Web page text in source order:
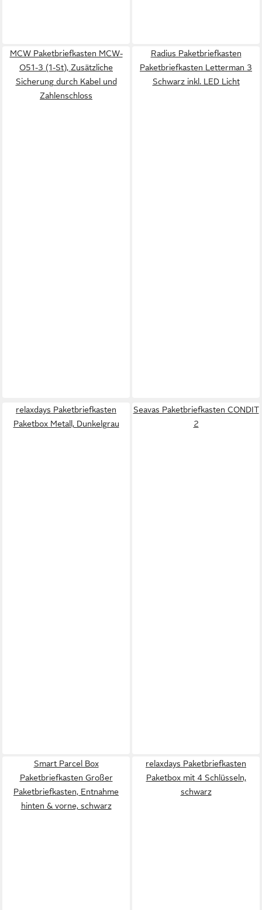
MCW Paketbriefkasten MCW-
O51-3 (1-St), Zusätzliche
Sicherung durch Kabel und
Zahlenschloss
Radius Paketbriefkasten
Paketbriefkasten Letterman 3
Schwarz inkl. LED Licht
relaxdays Paketbriefkasten
Paketbox Metall, Dunkelgrau
Seavas Paketbriefkasten CONDIT
2
Smart Parcel Box
Paketbriefkasten Großer
Paketbriefkasten, Entnahme
hinten & vorne, schwarz
relaxdays Paketbriefkasten
Paketbox mit 4 Schlüsseln,
schwarz